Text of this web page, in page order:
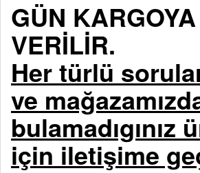
GÜN KARGOYA
VERİLİR.
Her türlü
ve
bulamadıgınız
için iletişime